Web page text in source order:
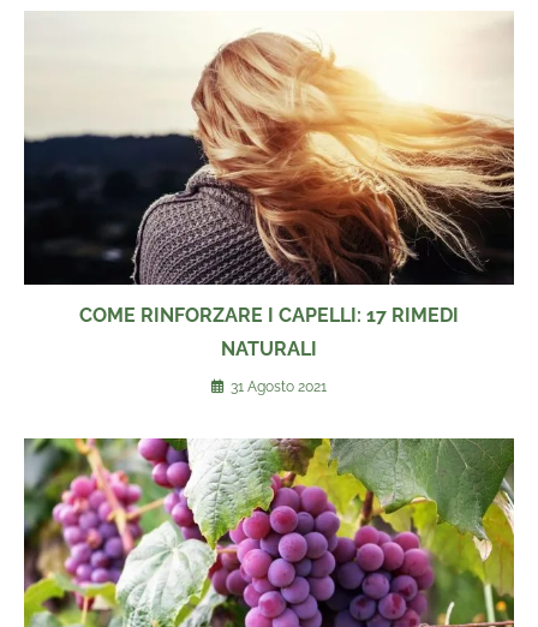
COME RINFORZARE I CAPELLI: 17 RIMEDI
NATURALI
31 Agosto 2021